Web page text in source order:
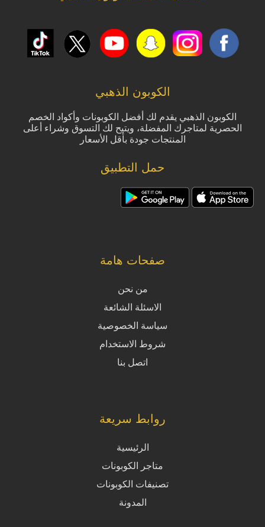
الكوبون الذهبي
الكوبون الذهبي يقدم لك أفضل الكوبونات وأكواد الخصم
الحصرية لمتاجرك المفضلة، ويتيح لك التسوق وشراء أعلى
المنتجات جودة بأقل الأسعار
حمل التطبيق
صفحات هامة
من نحن
الاسئلة الشائعة
سياسة الخصوصية
شروط الاستخدام
اتصل بنا
روابط سريعة
الرئيسية
متاجر الكوبونات
تصنيفات الكوبونات
المدونة